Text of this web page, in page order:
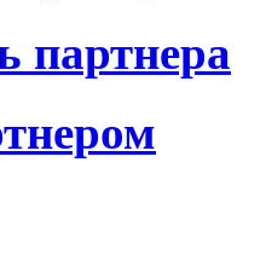
партнера